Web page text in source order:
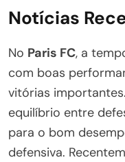
Notícias
No Paris FC, a
com boas
vitórias
equilíbrio entre
para o bom
defensiva.